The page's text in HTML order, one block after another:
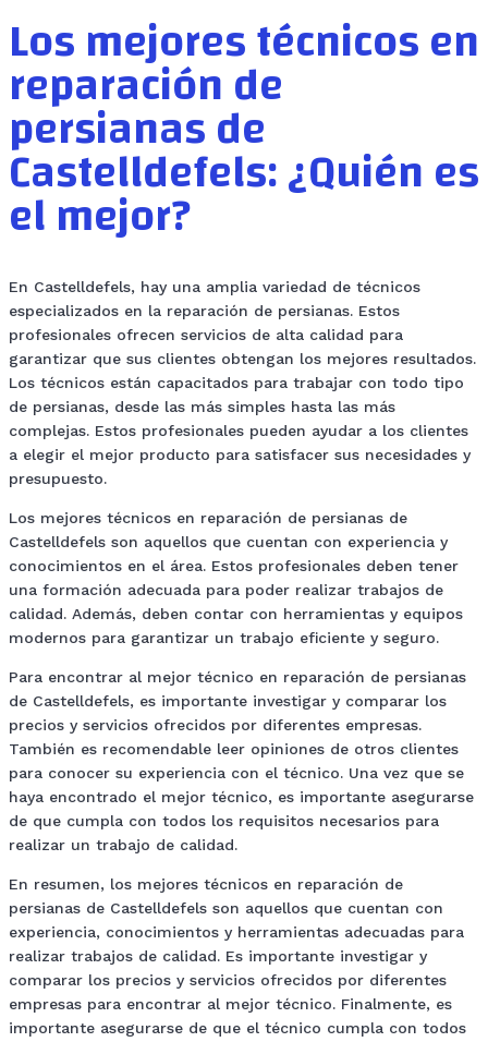
Los mejores técnicos en
reparación de
persianas de
Castelldefels: ¿Quién es
el mejor?
En Castelldefels, hay una amplia variedad de técnicos
especializados en la reparación de persianas. Estos
profesionales ofrecen servicios de alta calidad para
garantizar que sus clientes obtengan los mejores resultados.
Los técnicos están capacitados para trabajar con todo tipo
de persianas, desde las más simples hasta las más
complejas. Estos profesionales pueden ayudar a los clientes
a elegir el mejor producto para satisfacer sus necesidades y
presupuesto.
Los mejores técnicos en reparación de persianas de
Castelldefels son aquellos que cuentan con experiencia y
conocimientos en el área. Estos profesionales deben tener
una formación adecuada para poder realizar trabajos de
calidad. Además, deben contar con herramientas y equipos
modernos para garantizar un trabajo eficiente y seguro.
Para encontrar al mejor técnico en reparación de persianas
de Castelldefels, es importante investigar y comparar los
precios y servicios ofrecidos por diferentes empresas.
También es recomendable leer opiniones de otros clientes
para conocer su experiencia con el técnico. Una vez que se
haya encontrado el mejor técnico, es importante asegurarse
de que cumpla con todos los requisitos necesarios para
realizar un trabajo de calidad.
En resumen, los mejores técnicos en reparación de
persianas de Castelldefels son aquellos que cuentan con
experiencia, conocimientos y herramientas adecuadas para
realizar trabajos de calidad. Es importante investigar y
comparar los precios y servicios ofrecidos por diferentes
empresas para encontrar al mejor técnico. Finalmente, es
importante asegurarse de que el técnico cumpla con todos